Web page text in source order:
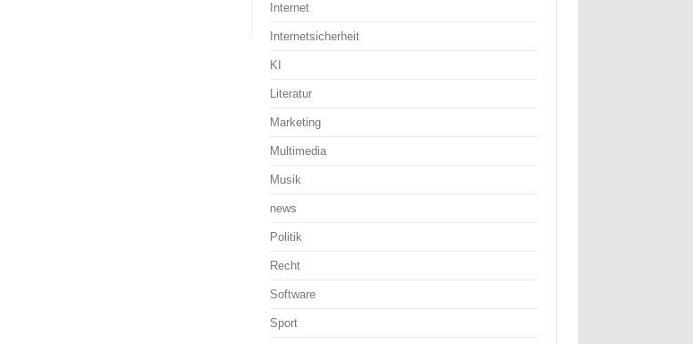
Internet
Internetsicherheit
KI
Literatur
Marketing
Multimedia
Musik
news
Politik
Recht
Software
Sport